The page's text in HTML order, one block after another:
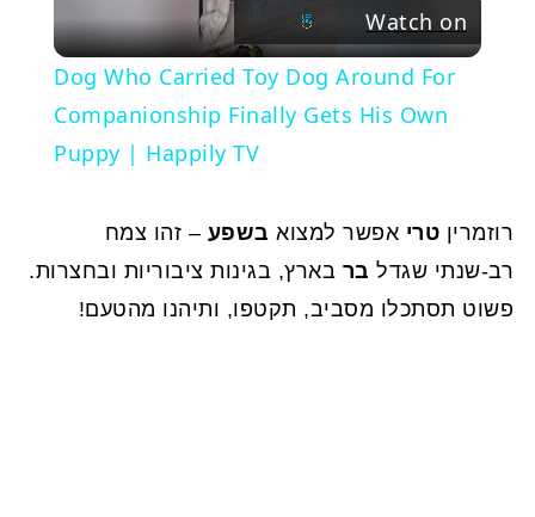
Video
Watch on
Dog Who Carried Toy Dog Around For
Companionship Finally Gets His Own
Puppy | Happily TV
רוזמרין טרי אפשר למצוא בשפע – זהו צמח
רב-שנתי שגדל בר בארץ, בגינות ציבוריות ובחצרות.
פשוט תסתכלו מסביב, תקטפו, ותיהנו מהטעם!